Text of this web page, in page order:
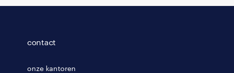
contact
onze kantoren